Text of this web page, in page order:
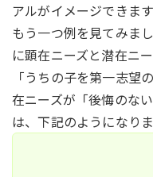
アルがイメージできます
もう一つ例を見てみま
に顕在ニーズと潜在ニ
「うちの子を第一志
在ニーズが「後悔のな
は、下記のようになりま